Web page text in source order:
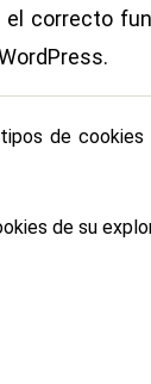
el correcto
de
de su